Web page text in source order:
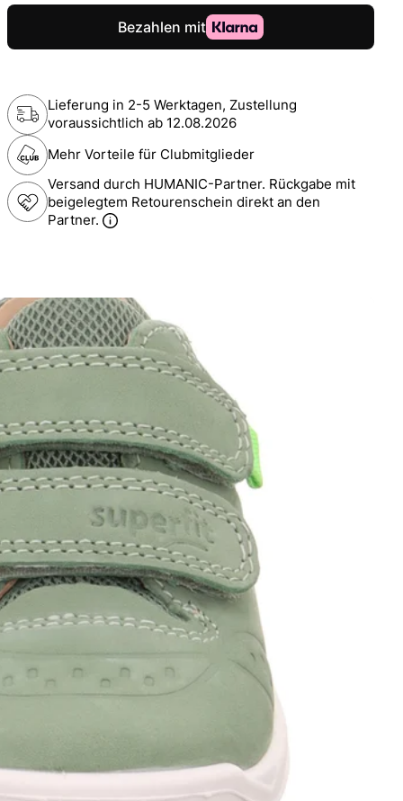
Lieferung in 2-5 Werktagen, Zustellung
voraussichtlich ab 12.08.2026
Mehr Vorteile für Clubmitglieder
Versand durch HUMANIC-Partner. Rückgabe mit
beigelegtem Retourenschein direkt an den
Partner.